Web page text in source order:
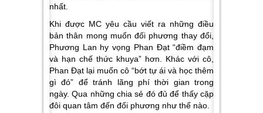
nhất.
Khi được MC yêu cầu viết ra những điều
bản thân mong muốn đối phương thay đổi,
Phương Lan hy vọng Phan Đạt “điềm đạm
và hạn chế thức khuya” hơn. Khác với cô,
Phan Đạt lại muốn cô “bớt tự ái và học thêm
gì đó” để tránh lãng phí thời gian trong
ngày. Qua những chia sẻ đó đủ để thấy cặp
đôi quan tâm đến đối phương như thế nào.